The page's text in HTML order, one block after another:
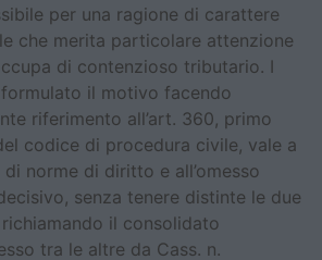
per una ragione di carattere
che merita particolare attenzione
di contenzioso tributario. I
il motivo facendo
riferimento all’art. 360, primo
codice di procedura civile, vale a
norme di diritto e all’omesso
senza tenere distinte le due
il consolidato
tra le altre da Cass. n.